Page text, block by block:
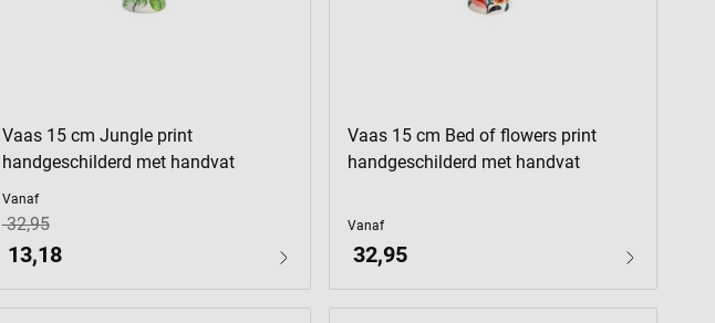
Vaas 15 cm Jungle print
handgeschilderd met handvat
Vanaf
13,18
32,95
Vaas 15 cm Bed of flowers print
handgeschilderd met handvat
Vanaf
32,95